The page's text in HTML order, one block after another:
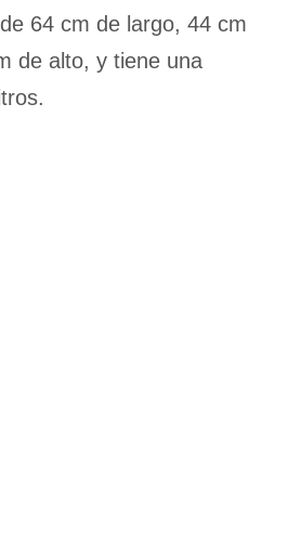
64 cm de largo, 44 cm
de alto, y tiene una